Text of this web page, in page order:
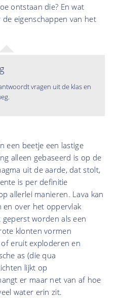
ontstaan die? En wat
eigenschappen van het
vragen uit de klas en
een beetje een lastige
alleen gebaseerd is op de
uit de aarde, dat stolt,
is per definitie
allerlei manieren. Lava kan
over het oppervlak
worden als een
klonten vormen
eruit exploderen en
as (die qua
lijkt op
er maar net van af hoe
water erin zit.